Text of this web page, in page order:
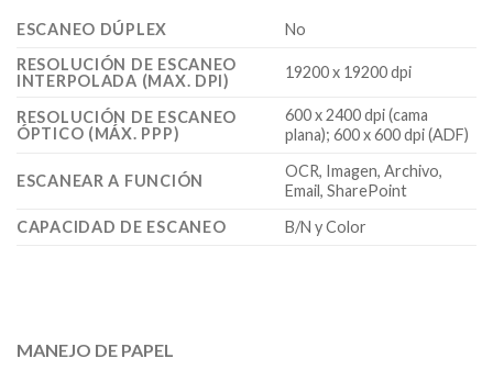
ESCANEO DÚPLEX
No
RESOLUCIÓN DE ESCANEO
INTERPOLADA (MAX. DPI)
19200 x 19200 dpi
RESOLUCIÓN DE ESCANEO
ÓPTICO (MÁX. PPP)
600 x 2400 dpi (cama
plana); 600 x 600 dpi (ADF)
ESCANEAR A FUNCIÓN
OCR, Imagen, Archivo,
Email, SharePoint
CAPACIDAD DE ESCANEO
B/N y Color
MANEJO DE PAPEL